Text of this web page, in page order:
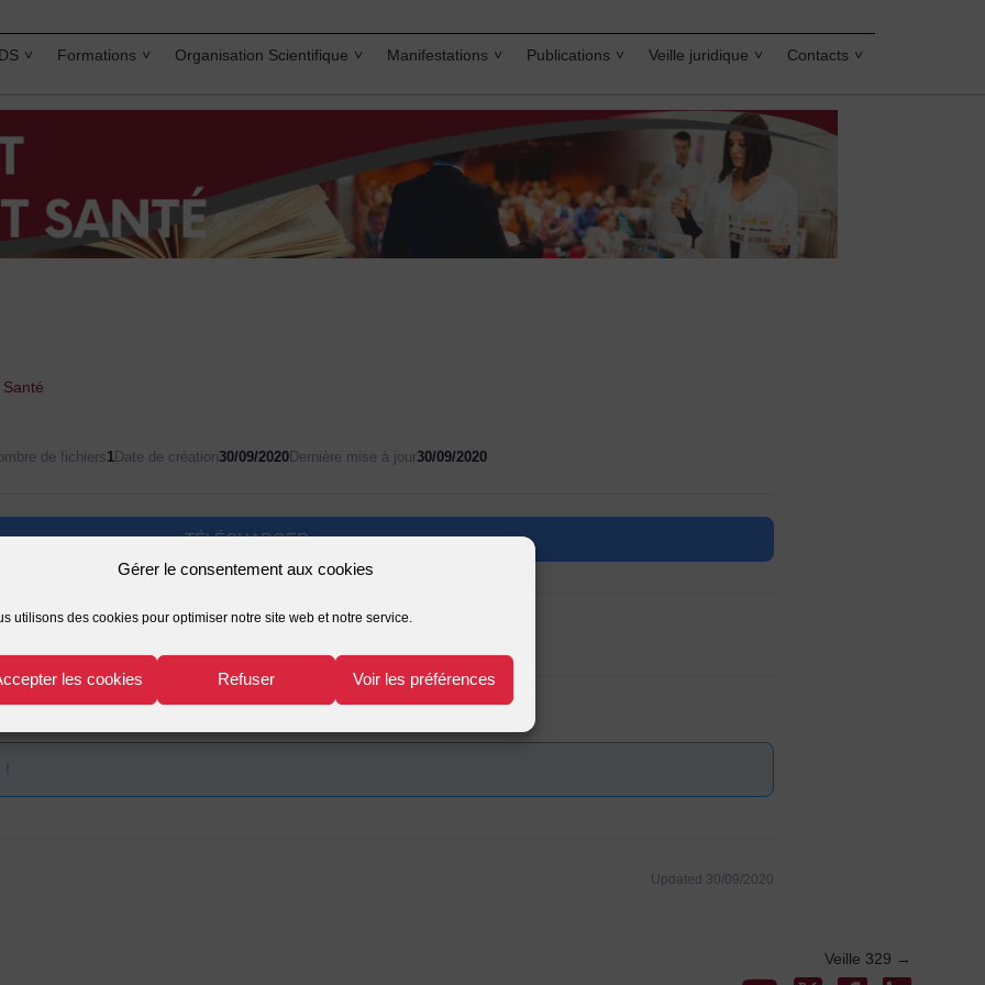
Gérer le consentement aux cookies
utilisons des cookies pour optimiser notre site web et notre service.
les cookies Refuser Voir les préférences
Formations Organisation Scientifique Manifestations Publications Veille juridique Contacts
de fichiers1 Date de création30/09/2020 Dernière mise à jour30/09/2020
TÉLÉCHARGER
!
Updated 30/09/2020
Veille 329 →